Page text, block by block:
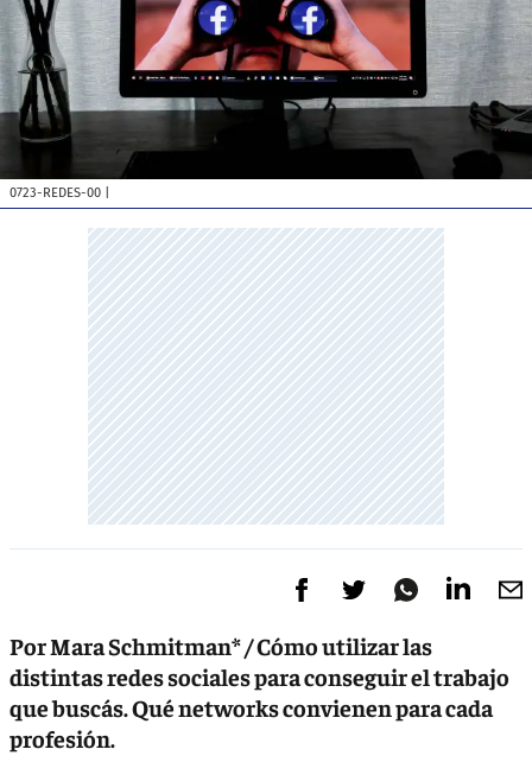
0723-REDES-00
Por Mara Schmitman* / Cómo utilizar las
distintas redes sociales para conseguir el trabajo
que buscás. Qué networks convienen para cada
profesión.